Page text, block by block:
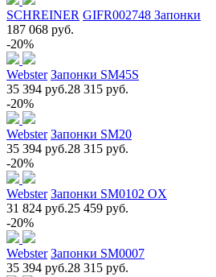
SCHREINER GIFR002748 Запонки
187 068 руб.
-20%
Webster Запонки SM45S
35 394 руб.28 315 руб.
-20%
Webster Запонки SM20
35 394 руб.28 315 руб.
-20%
Webster Запонки SM0102 OX
31 824 руб.25 459 руб.
-20%
Webster Запонки SM0007
35 394 руб.28 315 руб.